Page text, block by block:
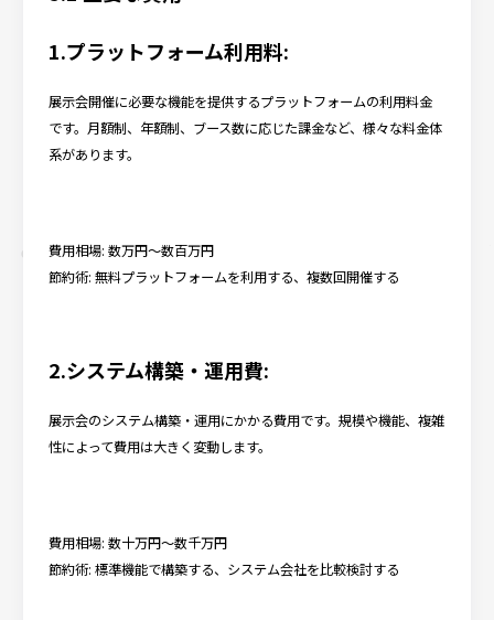
1.プラットフォーム利用料:
展示会開催に必要な機能を提供するプラットフォームの利用料金
です。月額制、年額制、ブース数に応じた課金など、様々な料金体
系があります。
費用相場: 数万円～数百万円
節約術: 無料プラットフォームを利用する、複数回開催する
2.システム構築・運用費:
展示会のシステム構築・運用にかかる費用です。規模や機能、複雑
性によって費用は大きく変動します。
費用相場: 数十万円～数千万円
節約術: 標準機能で構築する、システム会社を比較検討する